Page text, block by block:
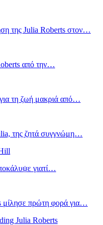
της Julia Roberts στον…
από την…
τη ζωή μακριά από…
της ζητά συγγνώμη…
γιατί…
πρώτη φορά για…